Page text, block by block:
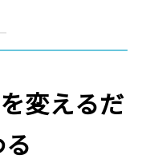
変えるだ